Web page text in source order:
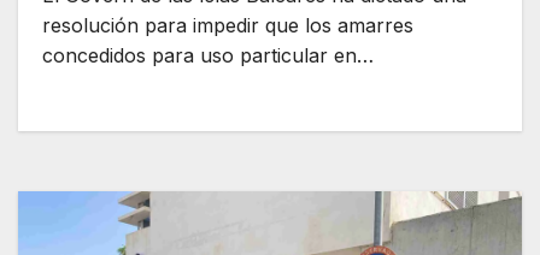
resolución para impedir que los amarres
concedidos para uso particular en…